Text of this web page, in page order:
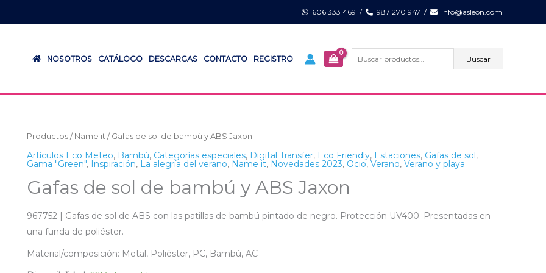
606 333 469 / 987 270 947 / info@asleon.com
NOSOTROS CATÁLOGO DESCARGAS CONTACTO REGISTRO
por:
Buscar
Productos / Name it / Gafas de sol de bambú y ABS Jaxon
Artículos Eco Meteo, Bambú, Categorías especiales, Digital Transfer, Eco Friendly, Estaciones, Gafas de sol,
Gama "Green", Inspiración, La alegría del verano, Name it, Novedades 2023, Ocio, Verano, Verano y playa
Gafas de sol de bambú y ABS Jaxon
967752 | Gafas de sol de ABS con las patillas de bambú pintado de negro. Protección UV400. Presentadas en
una funda de poliéster.
Material/composición: Metal, Poliéster, PC, Bambú, AC